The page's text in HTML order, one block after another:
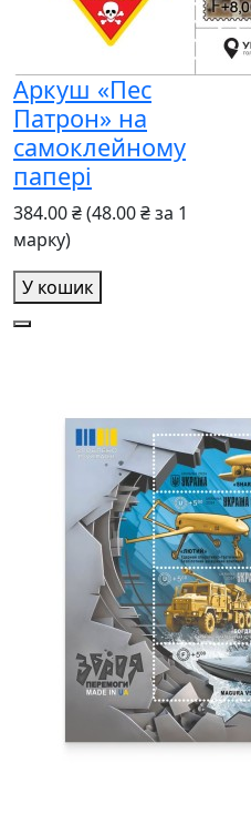
Аркуш «Пес
Патрон» на
самоклейному
папері
384.00 ₴(48.00 ₴ за 1
марку)
У кошик